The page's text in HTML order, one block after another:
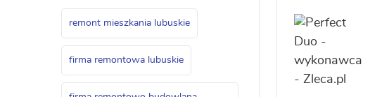
remont mieszkania lubuskie
firma remontowa lubuskie